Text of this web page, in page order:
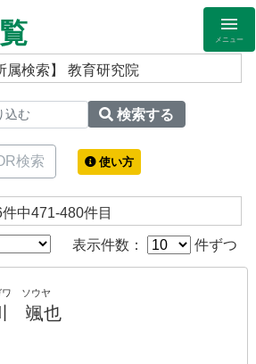
メニュー
属検索】 教育研究院
検索する
検索 使い方
中471-480件目
表示件数： 件ずつ
ワ ソウヤ
颯也